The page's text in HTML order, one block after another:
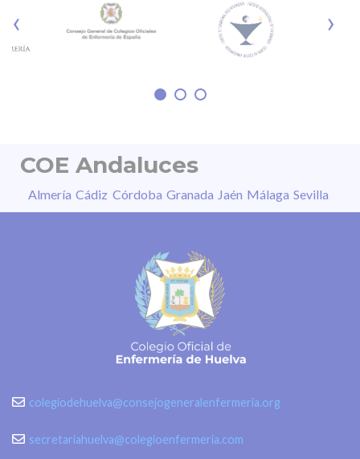
‹ ›
COE Andaluces
Almería Cádiz Córdoba Granada Jaén Málaga Sevilla
colegiodehuelva@consejogeneralenfermeria.org
secretariahuelva@colegioenfermeria.com